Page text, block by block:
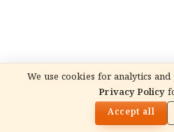
We use cookies for analytics
Privacy Policy
Accept all
మాతా అమృతానందమయి (అమ్మ)
బోధనలు, వారసత్వం